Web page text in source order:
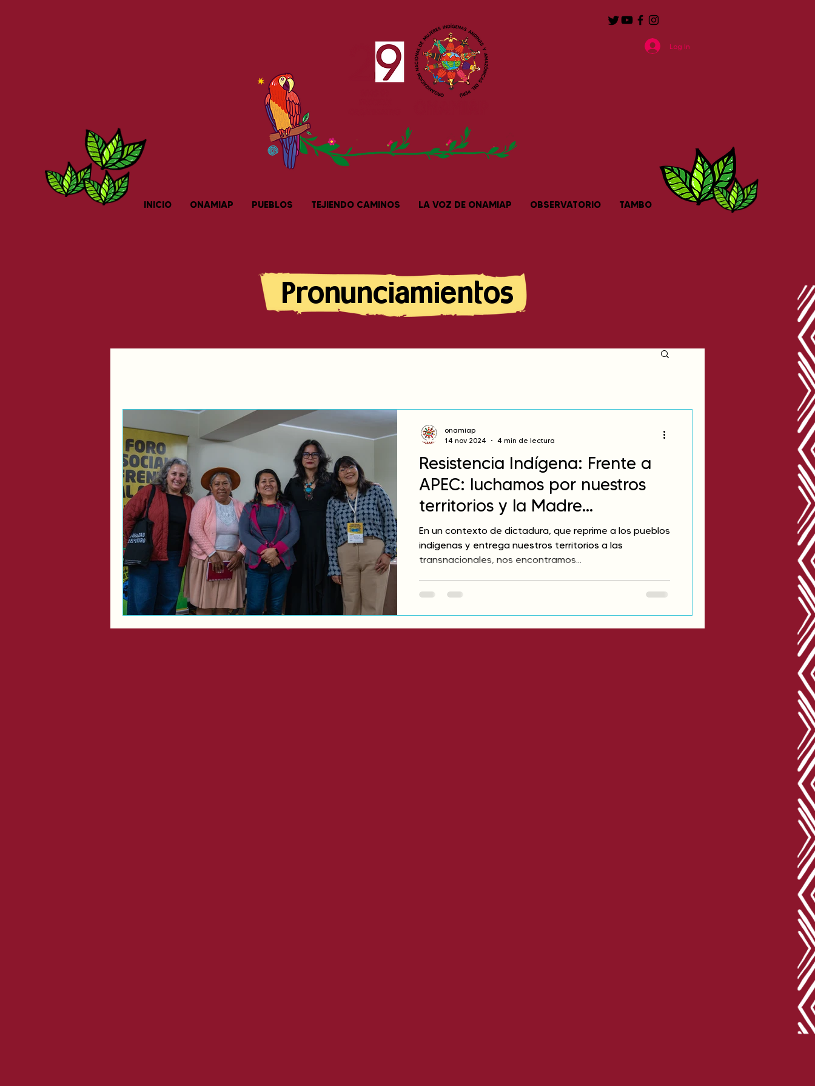
INICIO ONAMIAP PUEBLOS TEJIENDO CAMINOS LA VOZ DE ONAMIAP OBSERVATORIO TAMBO
Log In
Pronunciamientos
Resistencia Indígena: Frente a
APEC: luchamos por nuestros
territorios y la Madre
Naturaleza
En un contexto de dictadura, que reprime a los pueblos
indígenas y entrega nuestros territorios a las
transnacionales, nos encontramos...
onamiap
14 nov 2024
4 min de lectura